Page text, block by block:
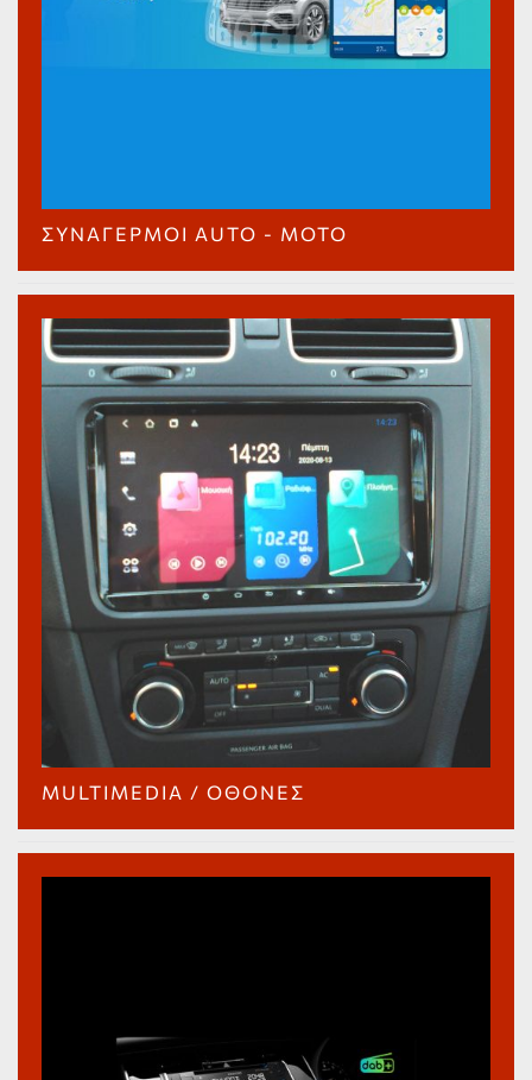
ΣΥΝΑΓΕΡΜΟΊ AUTO - MOTO
MULTIMEDIA / ΟΘΌΝΕΣ